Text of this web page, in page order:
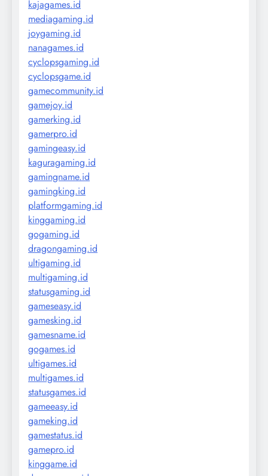
kajagames.id
mediagaming.id
joygaming.id
nanagames.id
cyclopsgaming.id
cyclopsgame.id
gamecommunity.id
gamejoy.id
gamerking.id
gamerpro.id
gamingeasy.id
kaguragaming.id
gamingname.id
gamingking.id
platformgaming.id
kinggaming.id
gogaming.id
dragongaming.id
ultigaming.id
multigaming.id
statusgaming.id
gameseasy.id
gamesking.id
gamesname.id
gogames.id
ultigames.id
multigames.id
statusgames.id
gameeasy.id
gameking.id
gamestatus.id
gamepro.id
kinggame.id